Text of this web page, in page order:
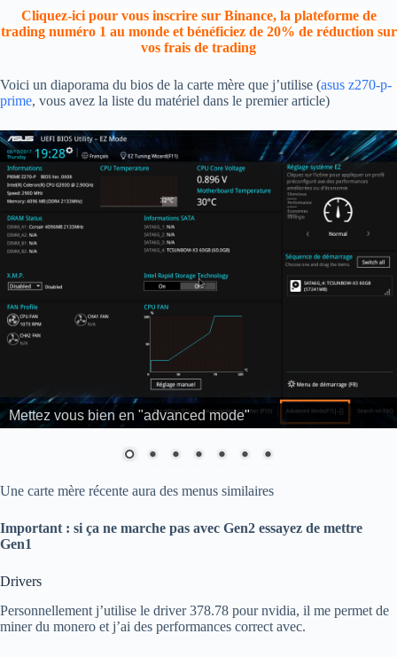
Cliquez-ici pour vous inscrire sur Binance, la plateforme de
trading numéro 1 au monde et bénéficiez de 20% de réduction sur
vos frais de trading
Voici un diaporama du bios de la carte mère que j’utilise (asus z270-p-
prime, vous avez la liste du matériel dans le premier article)
Mettez vous bien en "advanced mode"
Une carte mère récente aura des menus similaires
Important : si ça ne marche pas avec Gen2 essayez de mettre
Gen1
Drivers
Personnellement j’utilise le driver 378.78 pour nvidia, il me permet de
miner du monero et j’ai des performances correct avec.